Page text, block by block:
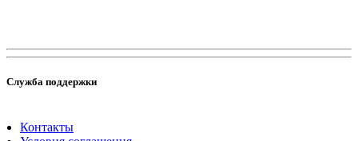
Служба поддержки
Контакты